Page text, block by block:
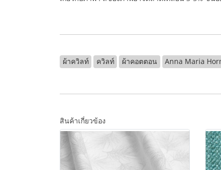
ผ้าควิลท์ ควิลท์ ผ้าคอตตอน Anna Maria
สินค้าเกี่ยวข้อง